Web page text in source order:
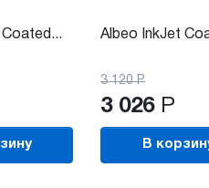
Albeo InkJet
3 120 Р
3 026 Р
В